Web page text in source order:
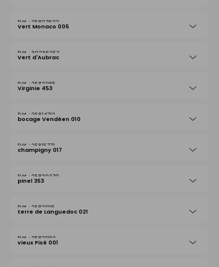
25807622
Vert Monaco 005
30236252
Vert d'Aubrac
25821185
Virginie 453
25814712
bocage Vendéen 010
25815771
champigny 017
25820270
pinel 353
25821116
terre de Languedoc 021
25821192
vieux Pisé 001